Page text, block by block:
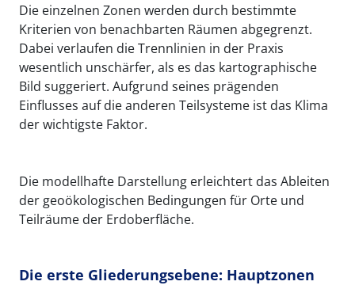
Die einzelnen Zonen werden durch bestimmte
Kriterien von benachbarten Räumen abgegrenzt.
Dabei verlaufen die Trennlinien in der Praxis
wesentlich unschärfer, als es das kartographische
Bild suggeriert. Aufgrund seines prägenden
Einflusses auf die anderen Teilsysteme ist das Klima
der wichtigste Faktor.
Die modellhafte Darstellung erleichtert das Ableiten
der geoökologischen Bedingungen für Orte und
Teilräume der Erdoberfläche.
Die erste Gliederungsebene: Hauptzonen